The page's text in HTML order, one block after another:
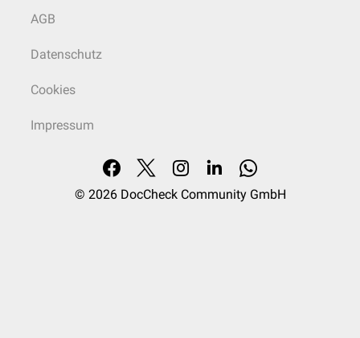
AGB
Datenschutz
Cookies
Impressum
© 2026 DocCheck Community GmbH